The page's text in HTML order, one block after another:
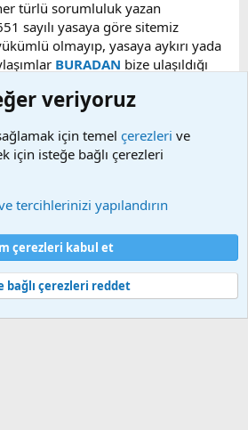
türlü sorumluluk yazan
sayılı yasaya göre sitemiz
olmayıp, yasaya aykırı yada
BURADAN bize ulaşıldığı
Bulunan Videolar YouTube,
sorumluluğu bu sitelere aittir.
bulunmamaktadır.
Gizlilik politikası
® © 2010-2025 XenForo Ltd.
ürünleri ile desteklenmektedir
veriyoruz
için temel çerezleri ve
için isteğe bağlı çerezleri
tercihlerinizi yapılandırın
çerezleri kabul et
bağlı çerezleri reddet